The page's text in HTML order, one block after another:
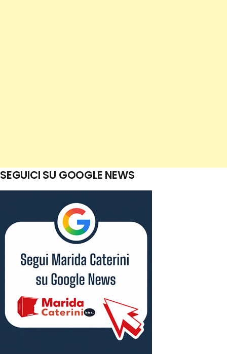
SEGUICI SU GOOGLE NEWS